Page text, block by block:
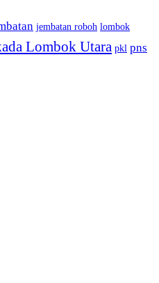
jembatan roboh lombok
Lombok Utara pkl pns